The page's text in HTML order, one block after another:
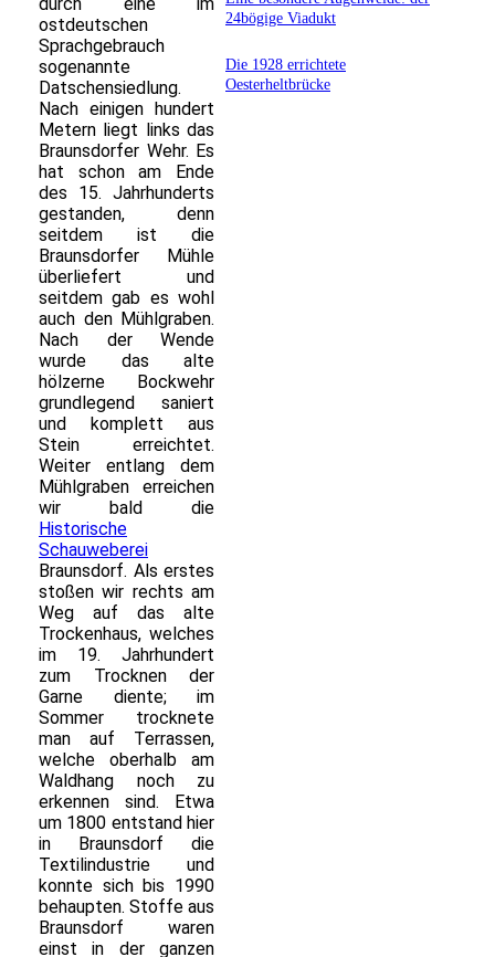
ostdeutschen
Sprachgebrauch
sogenannte
Datschensiedlung.
Nach einigen hundert
Metern liegt links das
Braunsdorfer Wehr. Es
hat schon am Ende
des 15. Jahrhunderts
gestanden, denn
seitdem ist die
Braunsdorfer Mühle
überliefert und
seitdem gab es wohl
auch den Mühlgraben.
Nach der Wende
wurde das alte
hölzerne Bockwehr
grundlegend saniert
und komplett aus
Stein erreichtet.
Weiter entlang dem
Mühlgraben erreichen
wir bald die
Historische
Schauweberei
Braunsdorf. Als erstes
stoßen wir rechts am
Weg auf das alte
Trockenhaus, welches
im 19. Jahrhundert
zum Trocknen der
Garne diente; im
Sommer trocknete
man auf Terrassen,
welche oberhalb am
Waldhang noch zu
erkennen sind. Etwa
um 1800 entstand hier
in Braunsdorf die
Textilindustrie und
konnte sich bis 1990
behaupten. Stoffe aus
Braunsdorf waren
einst in der ganzen
24bögige Viadukt
Die 1928 errichtete
Oesterheltbrücke